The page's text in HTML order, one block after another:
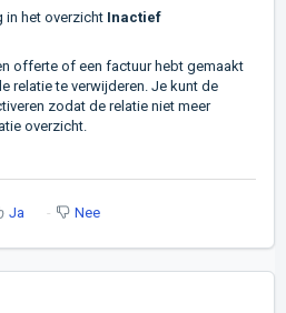
in het overzicht Inactief
offerte of een factuur hebt gemaakt
relatie te verwijderen. Je kunt de
zodat de relatie niet meer
overzicht.
Ja Nee